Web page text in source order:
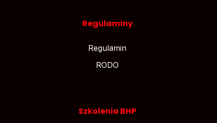
Regulaminy
Regulamin
RODO
Szkolenia BHP